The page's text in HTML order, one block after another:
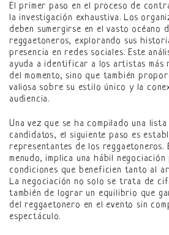
El primer paso en el proceso de
la investigación exhaustiva. Los
deben sumergirse en el vasto océano
reggaetoneros, explorando sus
presencia en redes sociales. Este
ayuda a identificar a los artistas más
del momento, sino que también
valiosa sobre su estilo único y la
audiencia.
Una vez que se ha compilado una
candidatos, el siguiente paso es
representantes de los reggaetoneros.
menudo, implica una hábil
condiciones que beneficien tanto al
La negociación no solo se trata de
también de lograr un equilibrio que
del reggaetonero en el evento sin
espectáculo.